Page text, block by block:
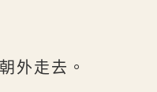
外走去。